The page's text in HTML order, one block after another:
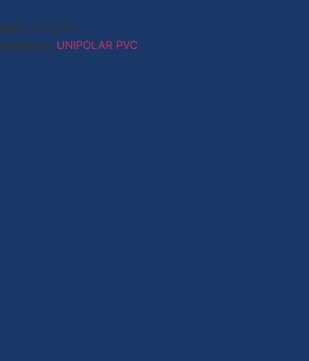
SKU CT1X2.5R
Categoría UNIPOLAR PVC